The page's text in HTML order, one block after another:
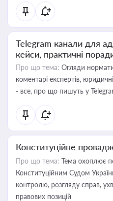
Telegram канали для
кейси, практичні
Про що тема: Огляди
коментарі експертів,
- все, про що пишуть у
Конституційне
Про що тема: Тема охоплює
Конституційним Судом
контролю, розгляду справ,
правових позицій